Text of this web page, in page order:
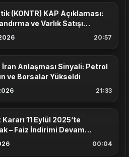
(KONTR) KAP Açıklaması:
ve Varlık Satışı
20:57
İran Anlaşması Sinyali: Petrol
ve Borsalar Yükseldi
21:33
11 Eylül 2025’te
– Faiz İndirimi Devam
00:04